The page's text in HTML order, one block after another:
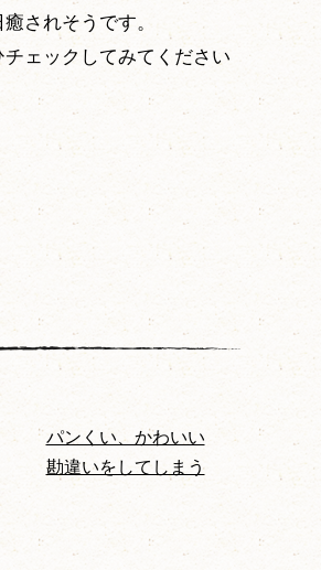
されそうです。
ェックしてみてください
パンくい、かわいい
勘違いをしてしまう